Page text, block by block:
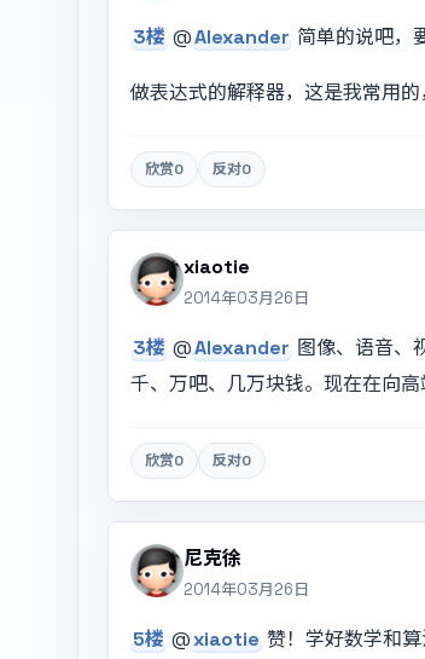
3楼 @Alexander 简单的说吧，
做表达式的解释器，这是我常用
欣赏0 反对0
xiaotie
2014年03月26日
3楼 @Alexander 图像、语音、
千、万吧、几万块钱。现在在向
欣赏0 反对0
尼克徐
2014年03月26日
5楼 @xiaotie 赞！学好数学和算